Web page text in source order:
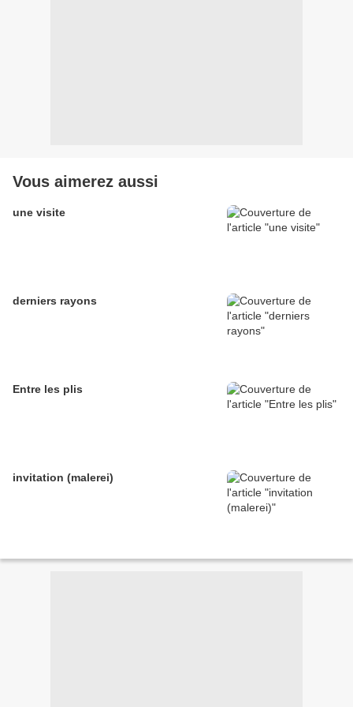
Vous aimerez aussi
une visite
derniers rayons
Entre les plis
invitation (malerei)